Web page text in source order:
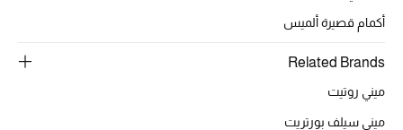
المكياج
العناية بالبشرة
أكمام قصيرة ألميس
Related Brands
ميني روتيت
ميني سيلف بورتريت